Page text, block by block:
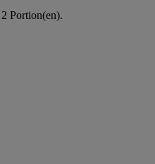
2 Portion(en).